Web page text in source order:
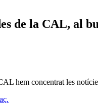
de la CAL, al
hem concentrat les